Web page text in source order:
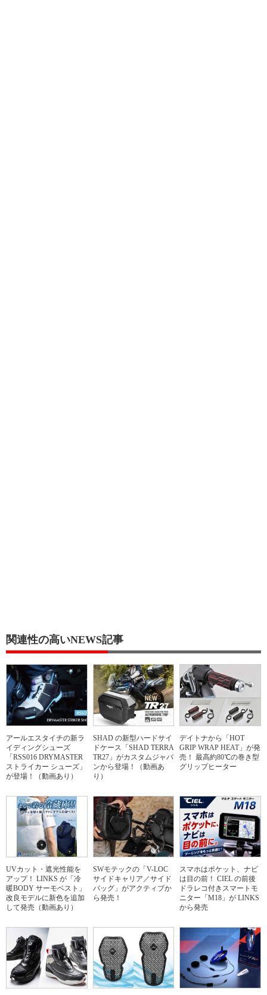
関連性の高いNEWS記事
アールエスタイチの新ラ
イディングシューズ
「RSS016 DRYMASTER
ストライカー シューズ」
が登場！（動画あり）
SHAD の新型ハードサイ
ドケース「SHAD TERRA
TR27」がカスタムジャパ
ンから登場！（動画あ
り）
デイトナから「HOT
GRIP WRAP HEAT」が発
売！ 最高約80℃の巻き型
グリップヒーター
UVカット・遮光性能を
アップ！ LINKS が「冷
暖BODY サーモベスト」
改良モデルに新色を追加
して発売（動画あり）
SWモテックの「V-LOC
サイドキャリア／サイド
バッグ」がアクティブか
ら発売！
スマホはポケット、ナビ
は目の前！ CIEL の前後
ドラレコ付きスマートモ
ニター「M18」が LINKS
から発売